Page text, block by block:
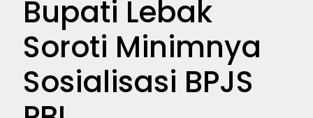
Bupati Lebak
Soroti Minimnya
Sosialisasi BPJS